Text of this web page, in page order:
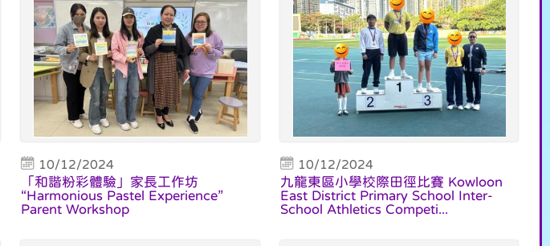
10/12/2024
「和諧粉彩體驗」家長工作坊
“Harmonious Pastel Experience”
Parent Workshop
10/12/2024
九龍東區小學校際田徑比賽 Kowloon
East District Primary School Inter-
School Athletics Competi...